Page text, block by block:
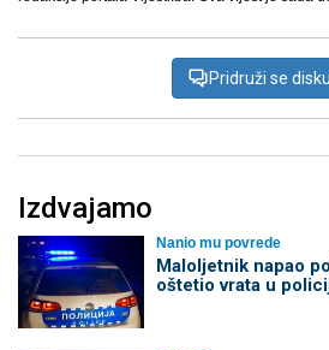
Pridruži se
Izdvajamo
Nanio mu povrede
Maloljetnik napao
oštetio vrata u